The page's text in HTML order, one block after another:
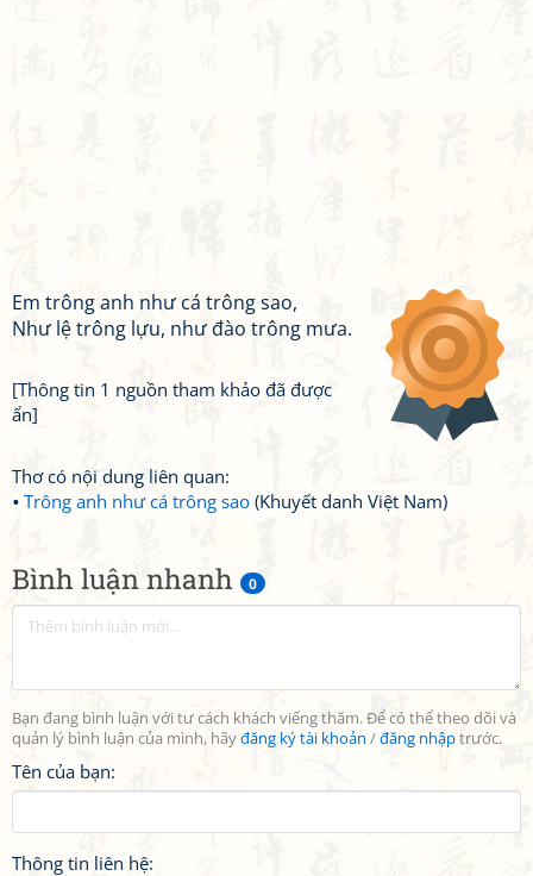
Bình luận nhanh 0
Bạn đang bình luận với tư cách khách viếng thăm. Để có thể theo dõi và
quản lý bình luận của mình, hãyđăng ký tài khoản /đăng nhậptrước.
Tên của bạn:
Thông tin liên hệ:
Em trông anh như cá trông sao,
Như lệ trông lựu, như đào trông mưa.
[Thông tin 1 nguồn tham khảo đã được
ẩn]
Thơ có nội dung liên quan:
Trông anh như cá trông sao (Khuyết danh Việt Nam)